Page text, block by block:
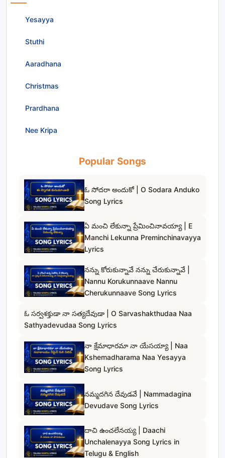
Yesayya
Stuthi
Aaradhana
Christmas
Prardhana
Nee Kripa
Popular Songs
ఓ సోదరా అందుకో | O Sodara Anduko
Song Lyrics
ఏ మంచి లేకున్నా ప్రేమించినావయ్యా | E
Manchi Lekunna Preminchinavayya
Lyrics
నన్ను కోరుకున్నావే నన్ను చేరుకున్నావే |
Nannu Korukunnaave Nannu
Cherukunnaave Song Lyrics
ఓ సర్వశక్తుడా నా సత్యదేవుడా | O Sarvashakthudaa Naa
Sathyadevudaa Song Lyrics
నా క్షేమాధారమా నా యేసయ్యా | Naa
Kshemadharama Naa Yesayya
Song Lyrics
నమ్మదగిన దేవుడవే | Nammadagina
Devudave Song Lyrics
దాచి ఉంచలేనయ్య | Daachi
Unchalenayya Song Lyrics in
Telugu & English